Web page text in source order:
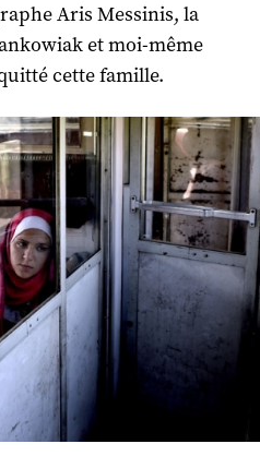
Aris Messinis, la
et moi-même
cette famille.